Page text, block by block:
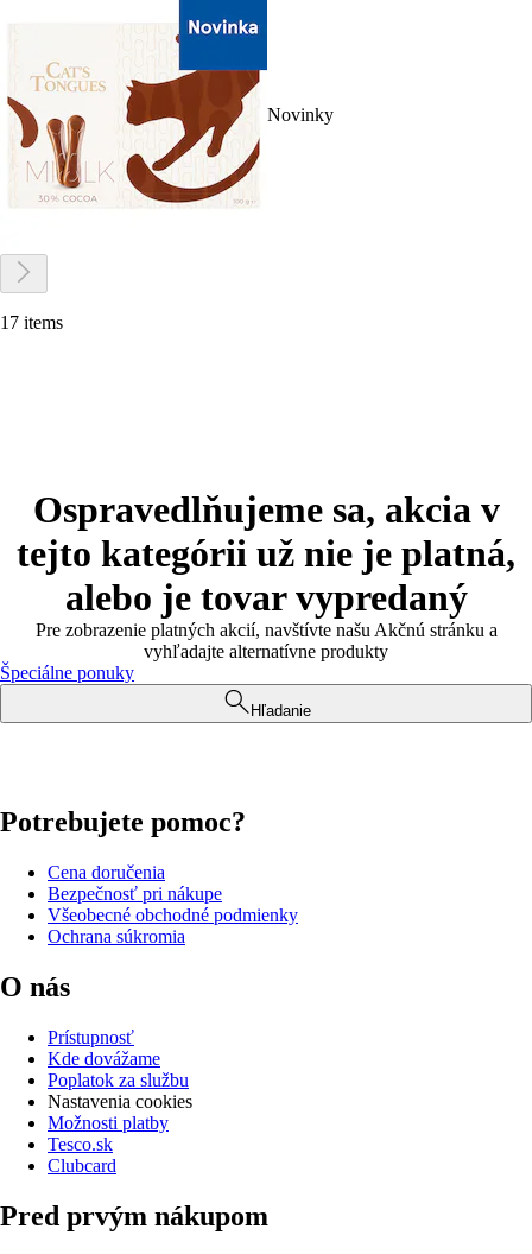
Novinky
17 items
Ospravedlňujeme sa, akcia v
tejto kategórii už nie je platná,
alebo je tovar vypredaný
Pre zobrazenie platných akcií, navštívte našu Akčnú stránku a
vyhľadajte alternatívne produkty
Špeciálne ponuky
Hľadanie
Potrebujete pomoc?
Cena doručenia
Bezpečnosť pri nákupe
Všeobecné obchodné podmienky
Ochrana súkromia
O nás
Prístupnosť
Kde dovážame
Poplatok za službu
Nastavenia cookies
Možnosti platby
Tesco.sk
Clubcard
Pred prvým nákupom